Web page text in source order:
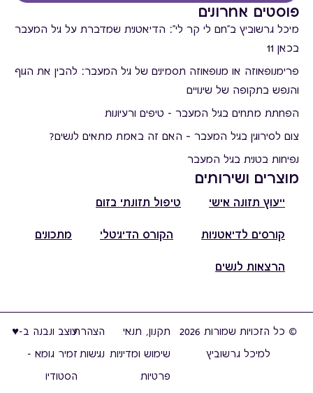
פוסטים אחרונים
מיכל גרשוביץ ב"חם לי קר לי": הדיאטנית שמדברת על גיל המעבר
בכאן 11
פרימנופאוזה או מנופאוזה תסמינים של גיל המעבר: להבין את הגוף
והנפש בתקופה של שינויים
הפחתת מתחים בגיל המעבר - טיפים ורעיונות
צום לסירוגין בגיל המעבר – האם זה באמת מתאים לנשים?
נפיחות בטנית בגיל המעבר
מוצרים ושירותים
ייעוץ תזונה אישי טיפול תזונתי בזום
קורסים לדיאטניות הקורס הדיגיטלי מתכונים
הרצאות לנשים
© כל הזכויות שמורות 2026
למיכל גרשוביץ
תקנון, תנאי
שימוש ומדיניות
פרטיות
הצהרת
נגישות
עוצב ונבנה ב-♥︎
זמיר גומא -
הסטודיו